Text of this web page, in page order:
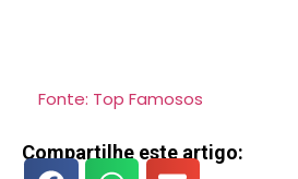
Fonte: Top Famosos
Compartilhe este artigo: